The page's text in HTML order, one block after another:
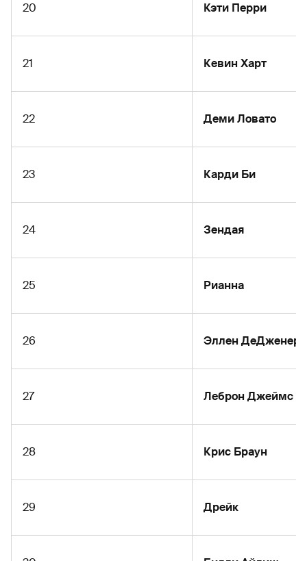
20 Кэти Перри
21 Кевин Харт
22 Деми Ловато
23 Карди Би
24 Зендая
25 Рианна
26 Эллен
27 Леброн Джеймс
28 Крис Браун
29 Дрейк